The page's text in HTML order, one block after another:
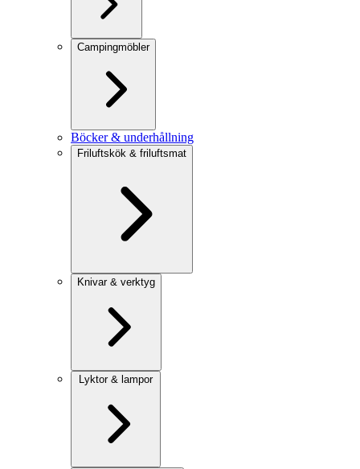
Campingmöbler
Böcker & underhållning
Friluftskök & friluftsmat
Knivar & verktyg
Lyktor & lampor